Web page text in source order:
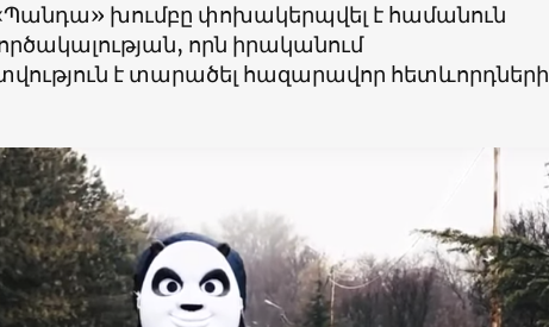
խումբը փոխակերպվել է համանուն
որն իրականում
է տարածել հազարավոր հետևորդների